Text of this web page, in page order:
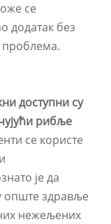
се
додатак без
проблема.
доступни су
рибље
се користе
је да
опште здравље
нежељених